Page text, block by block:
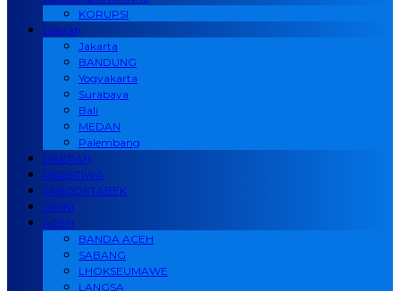
KORUPSI
Daerah
Jakarta
BANDUNG
Yogyakarta
Surabaya
Bali
MEDAN
Palembang
DAERAH
PERISTIWA
JABODETABEK
OPINI
ACEH
BANDA ACEH
SABANG
LHOKSEUMAWE
LANGSA